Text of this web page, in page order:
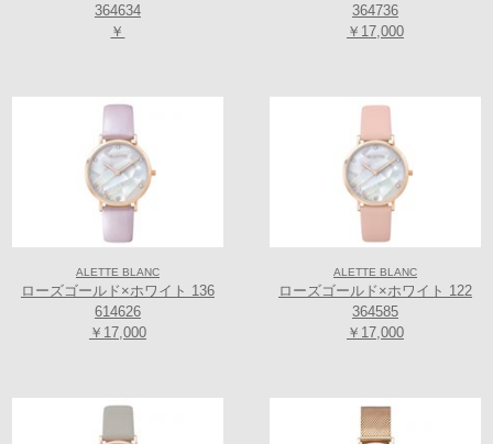
364634
￥
364736
￥17,000
ALETTE BLANC
ローズゴールド×ホワイト 136
614626
￥17,000
ALETTE BLANC
ローズゴールド×ホワイト 122
364585
￥17,000